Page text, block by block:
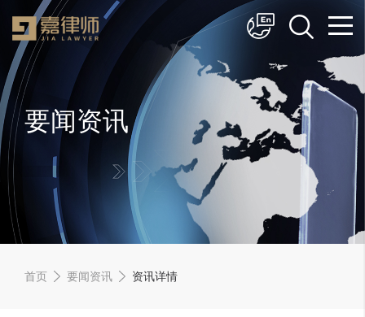
简体中文
English
要闻资讯
首页 要闻资讯 资讯详情